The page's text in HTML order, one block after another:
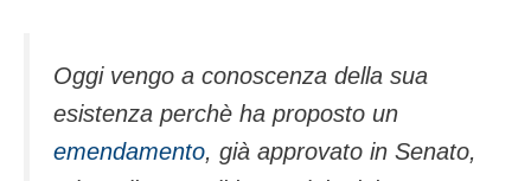
Oggi vengo a conoscenza della sua
esistenza perchè ha proposto un
emendamento, già approvato in Senato,